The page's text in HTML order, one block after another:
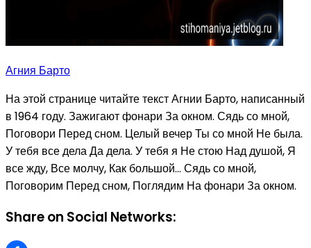
Агния Барто
На этой странице читайте текст Агнии Барто, написанный
в 1964 году. Зажигают фонари За окном. Сядь со мной,
Поговори Перед сном. Целый вечер Ты со мной Не была.
У тебя все дела Да дела. У тебя я Не стою Над душой, Я
все жду, Все молчу, Как большой... Сядь со мной,
Поговорим Перед сном, Поглядим На фонари За окном.
Share on Social Networks: